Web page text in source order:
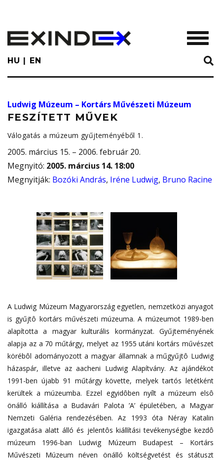
main
content
HU EN
Ludwig Múzeum – Kortárs Művészeti Múzeum
FESZÍTETT MŰVEK
Válogatás a múzeum gyűjteményéből 1.
2005. március 15. – 2006. február 20.
Megnyitó: 2005. március 14. 18:00
Megnyitják: Bozóki András, Iréne Ludwig, Bruno Racine
A Ludwig Múzeum Magyarország egyetlen, nemzetközi anyagot
is gyűjtô kortárs művészeti múzeuma. A múzeumot 1989-ben
alapította a magyar kulturális kormányzat. Gyűjteményének
alapja az a 70 műtárgy, melyet az 1955 utáni kortárs művészet
körébôl adományozott a magyar államnak a műgyűjtô Ludwig
házaspár, illetve az aacheni Ludwig Alapítvány. Az ajándékot
1991-ben újabb 91 műtárgy követte, melyek tartós letétként
kerültek a múzeumba. Ezzel egyidôben nyílt a múzeum elsô
önálló kiállítása a Budavári Palota ’A’ épületében, a Magyar
Nemzeti Galéria rendezésében. Az 1993 óta Néray Katalin
igazgatása alatt álló és jelentôs kiállítási tevékenységbe kezdô
múzeum 1996-ban Ludwig Múzeum Budapest – Kortárs
Művészeti Múzeum néven önálló költségvetést és státuszt